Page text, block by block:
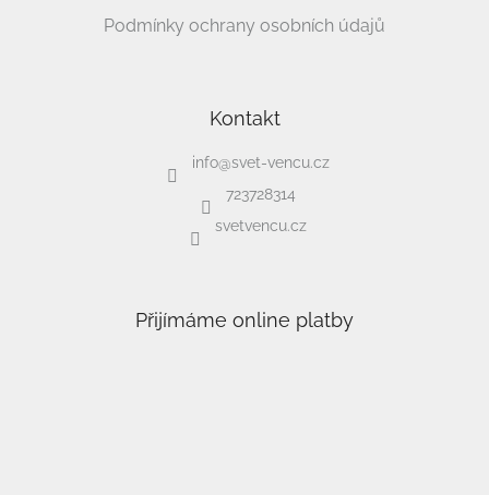
Podmínky ochrany osobních údajů
Kontakt
info@svet-vencu.cz
723728314
svetvencu.cz
Přijímáme online platby